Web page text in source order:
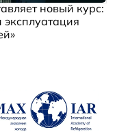
новый курс: